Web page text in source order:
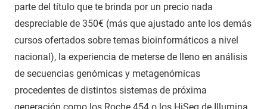
parte del título que te brinda por un precio nada
despreciable de 350€ (más que ajustado ante los demás
cursos ofertados sobre temas bioinformáticos a nivel
nacional), la experiencia de meterse de lleno en análisis
de secuencias genómicas y metagenómicas
procedentes de distintos sistemas de próxima